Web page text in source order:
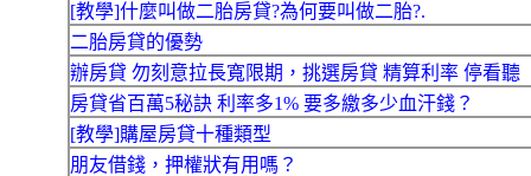
[教學]什麼叫做二胎房貸?為何要叫做二胎?.
二胎房貸的優勢
辦房貸 勿刻意拉長寬限期，挑選房貸 精算利率 停看聽
房貸省百萬5秘訣 利率多1% 要多繳多少血汗錢？
[教學]購屋房貸十種類型
朋友借錢，押權狀有用嗎？